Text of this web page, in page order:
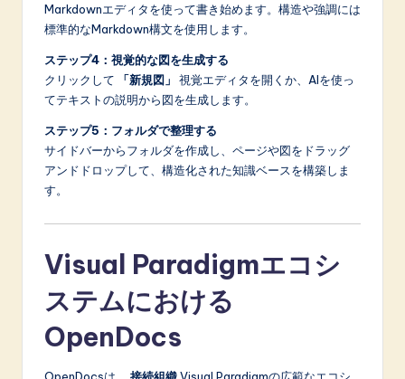
Markdownエディタを使って書き始めます。構造や強調には
標準的なMarkdown構文を使用します。
ステップ4：視覚的な図を生成する
クリックして
「新規図」
視覚エディタを開くか、AIを使っ
てテキストの説明から図を生成します。
ステップ5：フォルダで整理する
サイドバーからフォルダを作成し、ページや図をドラッグ
アンドドロップして、構造化された知識ベースを構築しま
す。
Visual Paradigmエコシ
ステムにおける
OpenDocs